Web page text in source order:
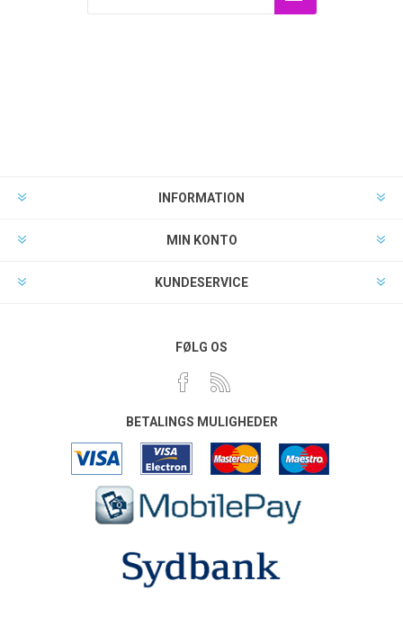
INFORMATION
MIN KONTO
KUNDESERVICE
FØLG OS
BETALINGS MULIGHEDER